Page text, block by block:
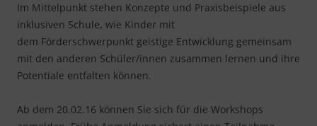
Im Mittelpunkt stehen Konzepte und Praxisbeispiele aus
inklusiven Schule, wie Kinder mit
dem Förderschwerpunkt geistige Entwicklung gemeinsam
mit den anderen Schüler/innen zusammen lernen und ihre
Potentiale entfalten können.
Ab dem 20.02.16 können Sie sich für die Workshops